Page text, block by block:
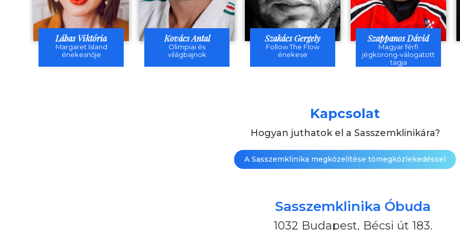
Lábas Viktória
Margaret Island
énekesnője
Kovács Antal
Olimpiai és
világbajnok
Szakács Gergely
Follow The Flow
énekese
Szappanos Dávid
Magyar férfi
jégkorong-válogatott
tagja
Kapcsolat
Hogyan juthatok el a Sasszemklinikára?
A Sasszemklinika megközelítése tömegközlekedéssel
Sasszemklinika Óbuda
1032 Budapest, Bécsi út 183.